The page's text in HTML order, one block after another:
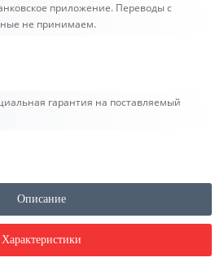
приложение. Переводы с
не принимаем.
гарантия на поставляемый
Описание
Характеристики